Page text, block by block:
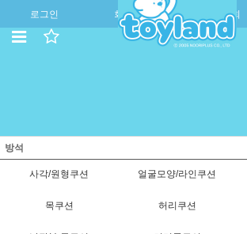
로그인 회원가입 주문조회
방석
사각/원형쿠션 얼굴모양/라인쿠션
목쿠션 허리쿠션